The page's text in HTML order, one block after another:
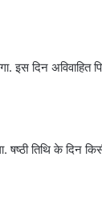
इस दिन अविवाहित
षष्ठी तिथि के दिन